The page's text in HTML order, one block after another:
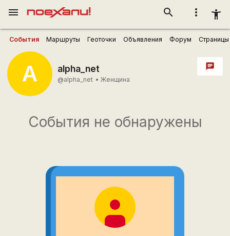
more_vert accessibility_new
search
menu
События Маршруты Геоточки Объявления Форум Страницы
A alpha_net
@alpha_net • Женщина
chat
События не обнаружены